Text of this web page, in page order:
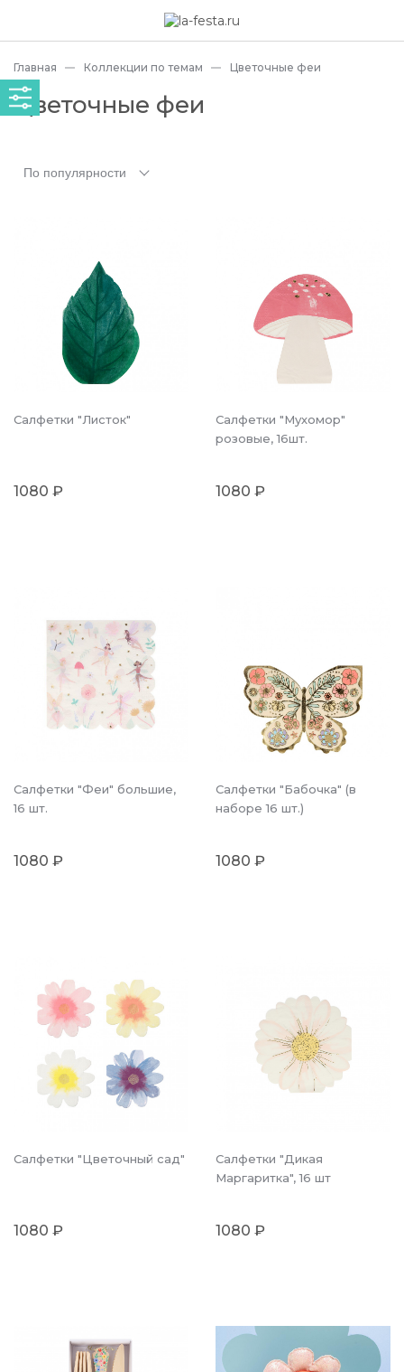
Главная Коллекции по темам Цветочные феи
Цветочные феи
По популярности
Салфетки "Листок"
1080 ₽
Салфетки "Мухомор"
розовые, 16шт.
1080 ₽
Салфетки "Феи" большие,
16 шт.
1080 ₽
Салфетки "Бабочка" (в
наборе 16 шт.)
1080 ₽
Салфетки "Цветочный сад"
1080 ₽
Салфетки "Дикая
Маргаритка", 16 шт
1080 ₽